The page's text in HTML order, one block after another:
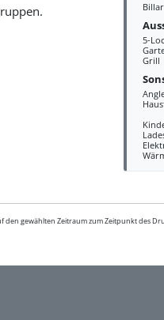
5-
Grill
den gewählten Zeitraum zum Zeitpunkt des